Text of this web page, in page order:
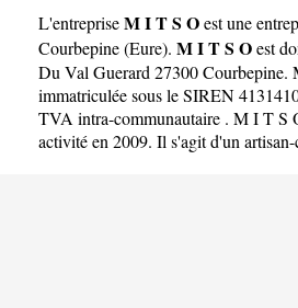
L'entrepriseM I T S Oest une
Courbepine(Eure). M I T S Oest
Du Val Guerard 27300 Courbepine.
immatriculée sous le SIREN
TVA intra-communautaire . M I T S
activité en 2009. Il s'agit d'un